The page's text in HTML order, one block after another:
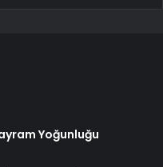
Yoğunluğu